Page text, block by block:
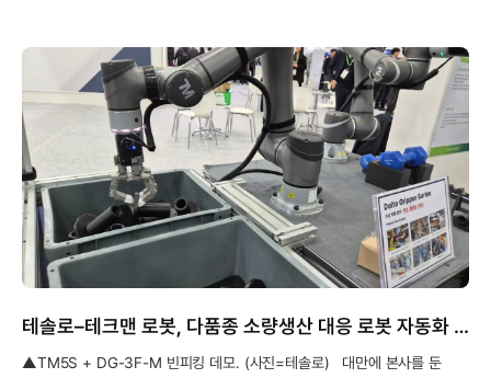
테솔로–테크맨 로봇, 다품종 소량생산 대응 로봇 자동화 솔루션 공개
▲TM5S + DG-3F-M 빈피킹 데모. (사진=테솔로) 대만에 본사를 둔